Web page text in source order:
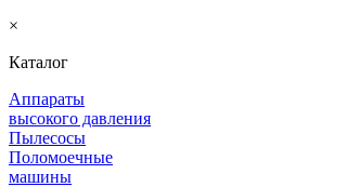
×
Каталог
Аппараты
высокого давления
Пылесосы
Поломоечные
машины